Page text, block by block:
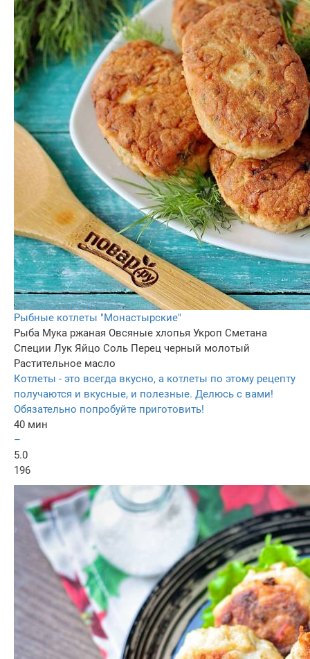
Рыбные котлеты "Монастырские"
Рыба Мука ржаная Овсяные хлопья Укроп Сметана
Специи Лук Яйцо Соль Перец черный молотый
Растительное масло
Котлеты - это всегда вкусно, а котлеты по этому рецепту
получаются и вкусные, и полезные. Делюсь с вами!
Обязательно попробуйте приготовить!
40 мин
–
5.0
196